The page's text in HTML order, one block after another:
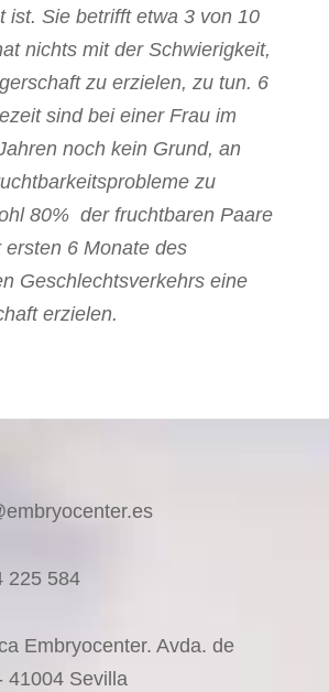
ist. Sie betrifft etwa 3 von 10
nichts mit der Schwierigkeit,
zu erzielen, zu tun. 6
sind bei einer Frau im
noch kein Grund, an
zu
80% der fruchtbaren Paare
ersten 6 Monate des
Geschlechtsverkehrs eine
erzielen.
225 584
Embryocenter. Avda. de
41004 Sevilla